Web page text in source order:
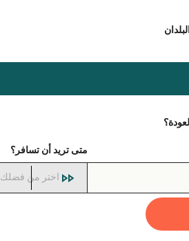
البلدان
متى تريد أن تسافر؟
اختر من فضلك